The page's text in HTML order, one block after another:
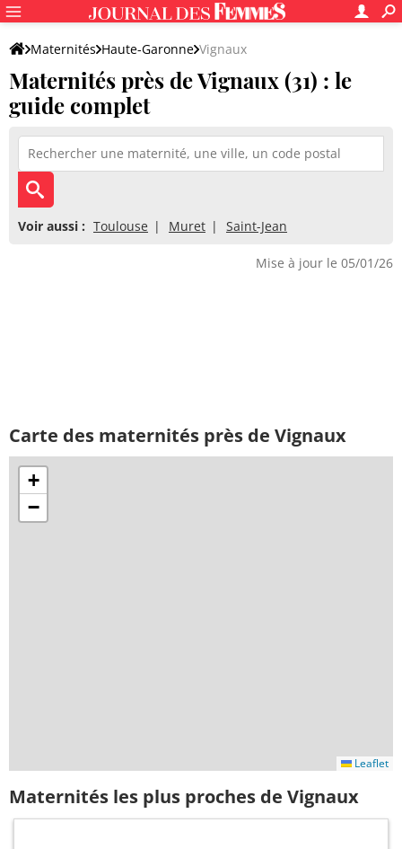
Maternités Haute-Garonne Vignaux
Maternités près de Vignaux (31) : le
guide complet
Voir aussi : Toulouse Muret Saint-Jean
Mise à jour le 05/01/26
Carte des maternités près de Vignaux
+
−
Leaflet
Maternités les plus proches de Vignaux